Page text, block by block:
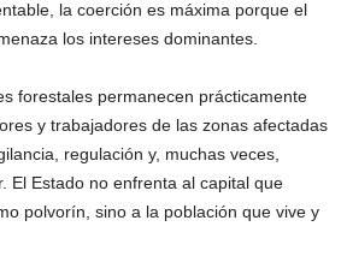
la coerción es máxima porque el
los intereses dominantes.
forestales permanecen prácticamente
y trabajadores de las zonas afectadas
regulación y, muchas veces,
El Estado no enfrenta al capital que
polvorín, sino a la población que vive y